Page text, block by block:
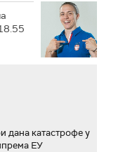
дана катастрофе у
ЕУ